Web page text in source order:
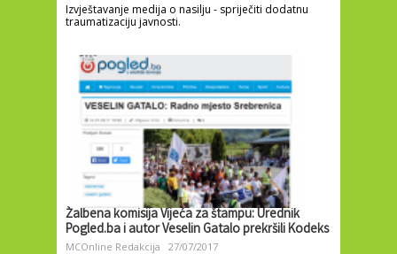
Izvještavanje medija o nasilju - spriječiti dodatnu
traumatizaciju javnosti.
Žalbena komisija Vijeća za štampu: Urednik
Pogled.ba i autor Veselin Gatalo prekršili Kodeks
MCOnline Redakcija 27/07/2017